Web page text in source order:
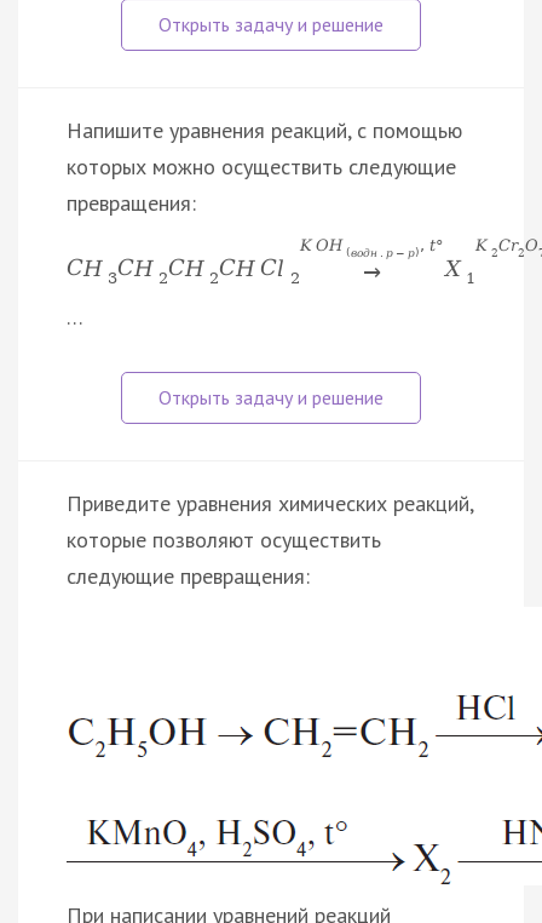
Напишите уравнения реакций, с помощью
которых можно осуществить следующие
превращения:
CH 3CH 2CH 2CH Cl 2
K OH ( водн р − р) , t°
→ X 1
K 2Cr2O
…
Приведите уравнения химических реакций,
которые позволяют осуществить
следующие превращения:
При написании уравнений реакций